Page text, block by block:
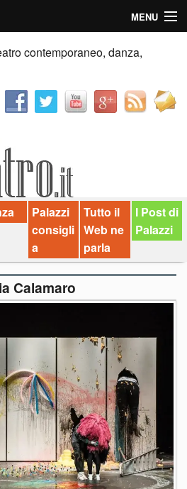
MENU
contemporaneo, danza,
Palazzi
consigli
a
Tutto il
Web ne
parla
I Post di
Palazzi
Calamaro